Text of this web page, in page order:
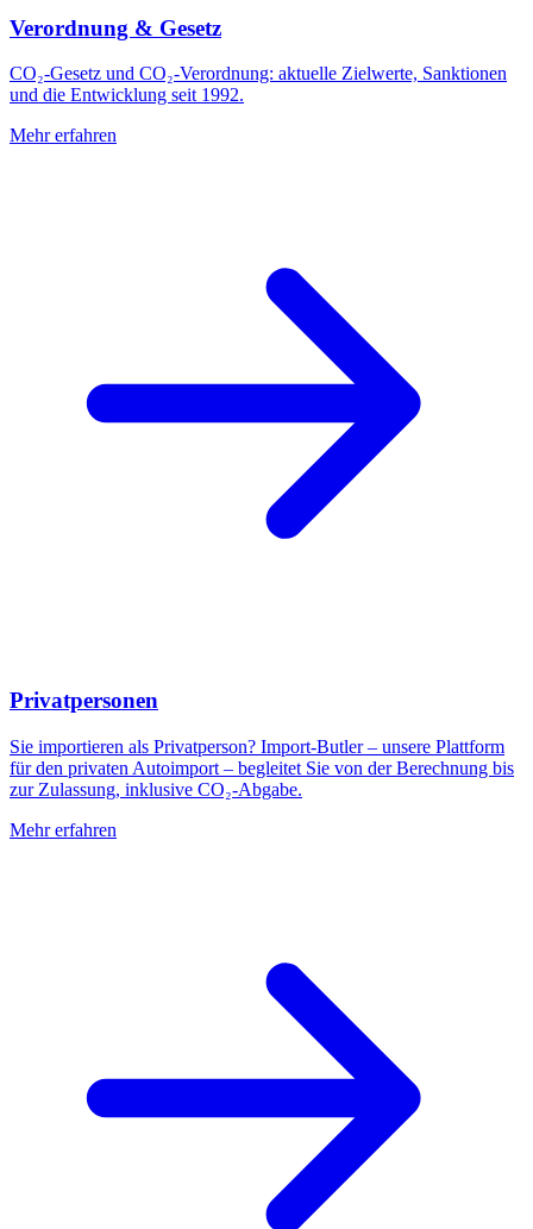
Verordnung & Gesetz
CO₂-Gesetz und CO₂-Verordnung: aktuelle Zielwerte, Sanktionen
und die Entwicklung seit 1992.
Mehr erfahren
Privatpersonen
Sie importieren als Privatperson? Import-Butler – unsere Plattform
für den privaten Autoimport – begleitet Sie von der Berechnung bis
zur Zulassung, inklusive CO₂-Abgabe.
Mehr erfahren